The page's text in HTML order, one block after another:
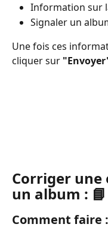
Information sur
Signaler un
Une fois ces
cliquer sur
Corriger
un album : 📘
Comment faire :